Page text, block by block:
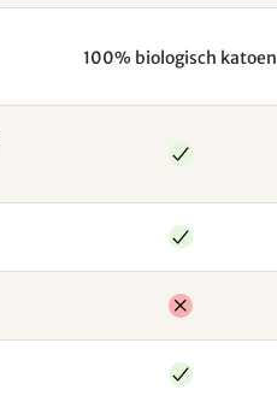
100% biologisch katoen